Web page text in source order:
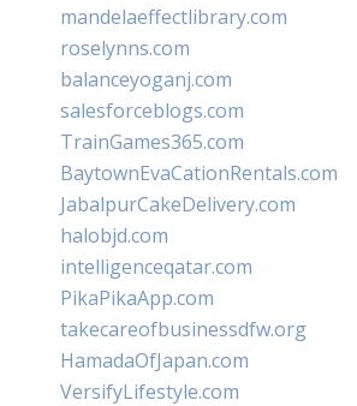
mandelaeffectlibrary.com
roselynns.com
balanceyoganj.com
salesforceblogs.com
TrainGames365.com
BaytownEvaCationRentals.com
JabalpurCakeDelivery.com
halobjd.com
intelligenceqatar.com
PikaPikaApp.com
takecareofbusinessdfw.org
HamadaOfJapan.com
VersifyLifestyle.com